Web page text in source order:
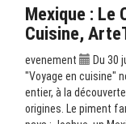
Mexique : Le
Cuisine,
evenement
Du 30
"Voyage en cuisine"
entier, à la
origines. Le piment